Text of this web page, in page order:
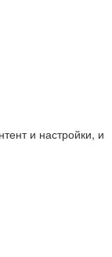
и настройки, и